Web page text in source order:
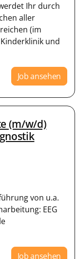
Ihr durch
aller
(im
und
Job ansehen
(m/w/d)
von u.a.
EEG
Job ansehen